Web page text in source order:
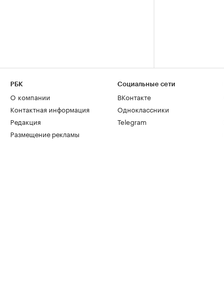
РБК
О компании
Контактная информация
Редакция
Размещение рекламы
Социальные сети
ВКонтакте
Одноклассники
Telegram